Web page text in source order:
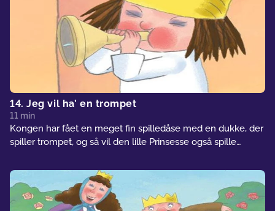
14. Jeg vil ha’ en trompet
11 min
Kongen har fået en meget fin spilledåse med en dukke, der
spiller trompet, og så vil den lille Prinsesse også spille
nøjes med noget andet.